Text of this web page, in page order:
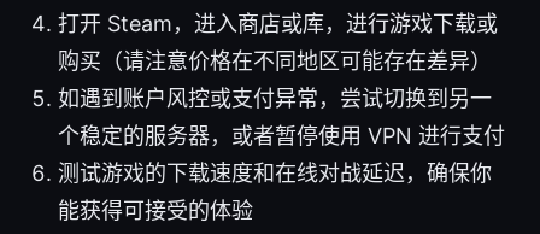
打开 Steam，进入商店或库，进行游戏下载或
购买（请注意价格在不同地区可能存在差异）
如遇到账户风控或支付异常，尝试切换到另一
个稳定的服务器，或者暂停使用 VPN 进行支付
测试游戏的下载速度和在线对战延迟，确保你
能获得可接受的体验